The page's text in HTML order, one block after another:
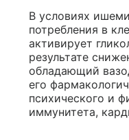
В условиях
потребления в
активирует
результате
обладающий
его
психического и
иммунитета,